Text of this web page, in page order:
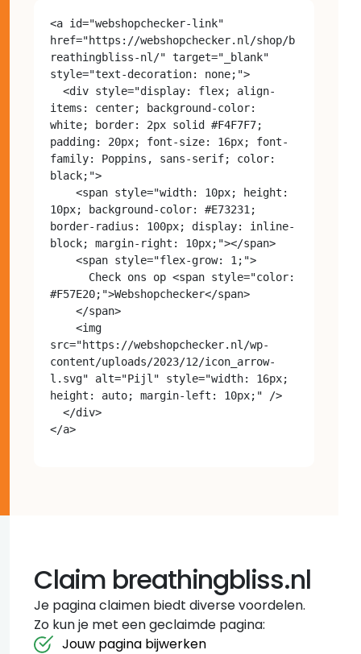
<a id="webshopchecker-link"
href="https://webshopchecker.nl/shop/b
reathingbliss-nl/" target="_blank"
style="text-decoration: none;">
items: center; background-color:
white; border: 2px solid #F4F7F7;
padding: 20px; font-size: 16px; font-
family: Poppins, sans-serif; color:
black;">
10px; background-color: #E73231;
border-radius: 100px; display: inline-
block; margin-right: 10px;"></span>
#F57E20;">Webshopchecker</span>
src="https://webshopchecker.nl/wp-
content/uploads/2023/12/icon_arrow-
l.svg" alt="Pijl" style="width: 16px;
height: auto; margin-left: 10px;" />
Claim breathingbliss.nl
Je pagina claimen biedt diverse voordelen.
Zo kun je met een geclaimde pagina:
Jouw pagina bijwerken